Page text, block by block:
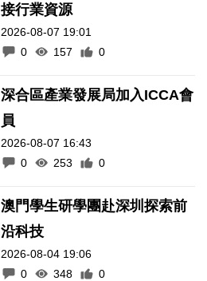
接行業資源
2026-08-07 19:01
0
157 0
深合區產業發展局加入ICCA會
員
2026-08-07 16:43
0
253 0
澳門學生研學團赴深圳探索前
沿科技
2026-08-04 19:06
0
348 0